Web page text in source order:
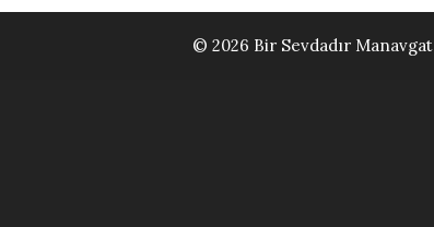
© 2026 Bir Sevdadır Manavgat